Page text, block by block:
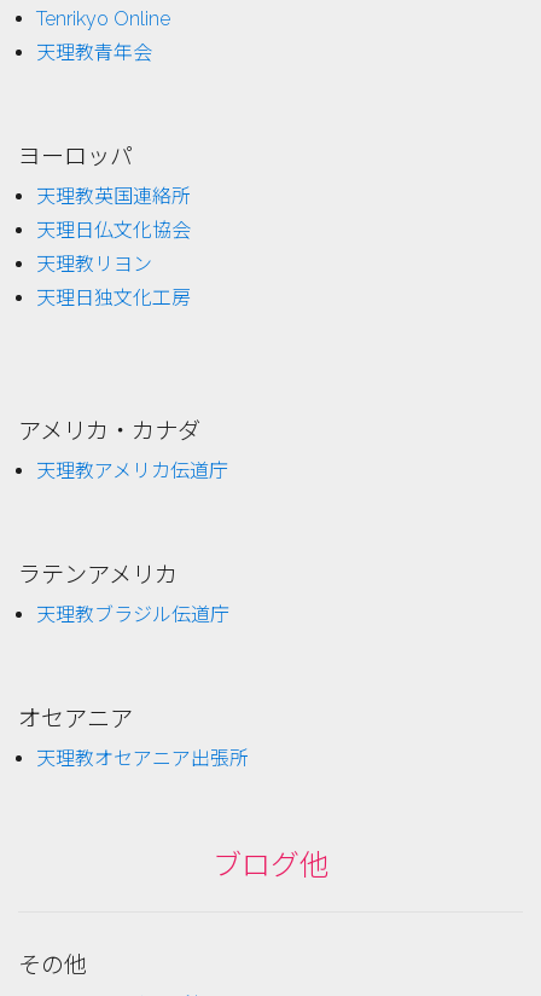
Tenrikyo Online
天理教青年会
ヨーロッパ
天理教英国連絡所
天理日仏文化協会
天理教リヨン
天理日独文化工房
アメリカ・カナダ
天理教アメリカ伝道庁
ラテンアメリカ
天理教ブラジル伝道庁
オセアニア
天理教オセアニア出張所
ブログ他
その他